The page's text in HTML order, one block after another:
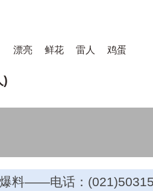
漂亮 鲜花 雷人 鸡蛋
)
料——电话：